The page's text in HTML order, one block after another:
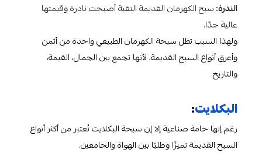
الندرة:سبح الكهرمان القديمة النقية أصبحت نادرة وقيمتها
عالية جدًا.
ولهذا السبب تظل سبحة الكهرمان الطبيعي واحدة من أثمن
وأعرق أنواع السبح القديمة، لأنها تجمع بين الجمال، القيمة،
والتاريخ.
البكلايت:
رغم إنها خامة صناعية إلا إن سبحة البكلايت تُعتبر من أكثر أنواع
السبح القديمة تميزًا وطلبًا بين الهواة والجامعين.